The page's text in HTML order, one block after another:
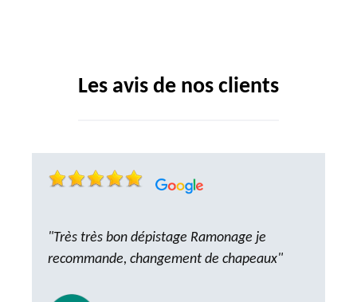
Les avis de nos clients
"Très très bon dépistage Ramonage je
recommande, changement de chapeaux"